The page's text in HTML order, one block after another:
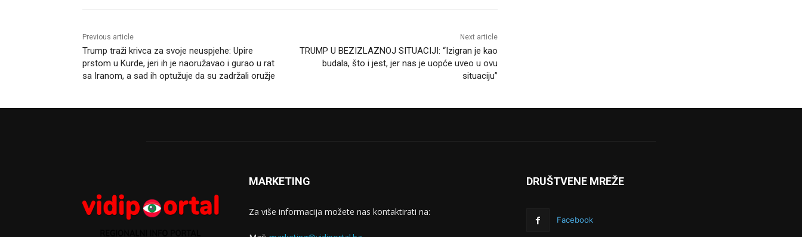
Previous article
Trump traži krivca za svoje neuspjehe: Upire
prstom u Kurde, jeri ih je naoružavao i gurao u rat
sa Iranom, a sad ih optužuje da su zadržali oružje
Next article
TRUMP U BEZIZLAZNOJ SITUACIJI: “Izigran je kao
budala, što i jest, jer nas je uopće uveo u ovu
situaciju”
MARKETING
Za više informacija možete nas kontaktirati na:
DRUŠTVENE MREŽE
Facebook